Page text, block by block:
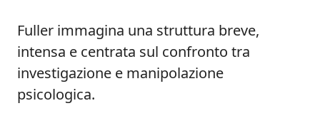
Fuller immagina una struttura breve,
intensa e centrata sul confronto tra
investigazione e manipolazione
psicologica.